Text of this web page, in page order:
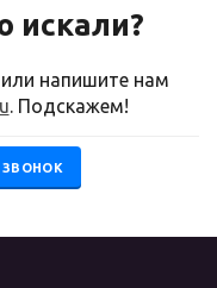
искали?
или напишите нам
. Подскажем!
ЗВОНОК